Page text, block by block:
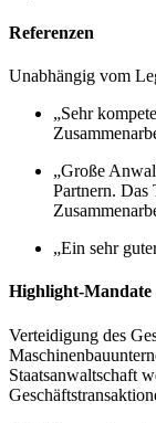
Referenzen
Unabhängig vom
„Sehr
„Große
Partnern. Das
„Ein sehr
Highlight-Mandate
Verteidigung des
Staatsanwaltschaft